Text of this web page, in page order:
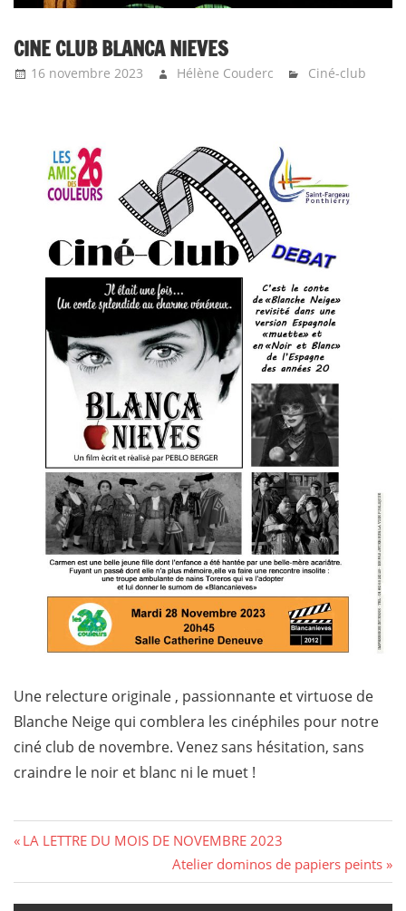
CINE CLUB BLANCA NIEVES
16 novembre 2023 Hélène Couderc Ciné-club
Une relecture originale , passionnante et virtuose de
Blanche Neige qui comblera les cinéphiles pour notre
ciné club de novembre. Venez sans hésitation, sans
craindre le noir et blanc ni le muet !
Navigation
de
Previous
LA LETTRE DU MOIS DE NOVEMBRE 2023
Next
Post:
Atelier dominos de papiers peints